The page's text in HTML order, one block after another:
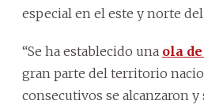
especial en el este y norte del
“Se ha establecido una ola
gran parte del territorio
consecutivos se alcanzaron